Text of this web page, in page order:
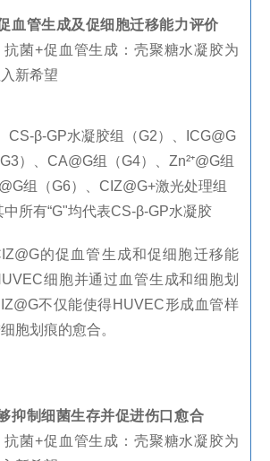
血管生成及促细胞迁移能力评价
CS-β-GP水凝胶组（G2）、
ICG@G
G3）、 CA@G组（G4）、 Zn²⁺@G组
组（G6）、 CIZ@G+激光处理组
中所有“G"均代表CS-β-GP水凝胶
的促血管生成和促细胞迁移能
细胞并通过血管生成和细胞划
不仅能使得HUVEC形成血管样
胞划痕的愈合。
抑制细菌生存并促进伤口愈合